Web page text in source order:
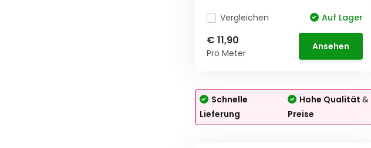
Vergleichen Auf Lager
€ 11,90
Pro Meter
Ansehen
Schnelle
Lieferung
Hohe Qualität&
Preise